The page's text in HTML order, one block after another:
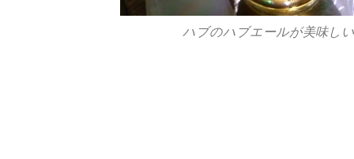
ハブのハブエールが美味し